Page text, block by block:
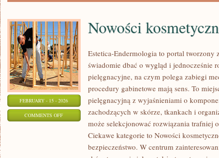
FEBRUARY - 15 - 2026
COMMENTS OFFON
KOSMETYCZNE
Nowości
Estetica-Endermologia to portal tworzony
świadomie dbać o wygląd i jednocześnie
pielęgnacyjne, na czym polega zabiegi
procedury gabinetowe mają sens. To
pielęgnacyjną z wyjaśnieniami o
zachodzących w skórze, tkankach i
może selekcjonować rozwiązania trafniej
Ciekawe kategorie to Nowości
bezpieczeństwo. W centrum